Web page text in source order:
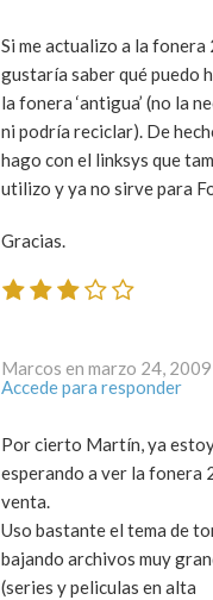
Si me actualizo a la fonera
gustaría saber qué puedo
la fonera ‘antigua’ (no la
ni podría reciclar). De
hago con el linksys que
utilizo y ya no sirve para
Gracias.
Accede para responder
Por cierto Martín, ya
esperando a ver la fonera
venta.
Uso bastante el tema de
bajando archivos muy
(series y peliculas en alta